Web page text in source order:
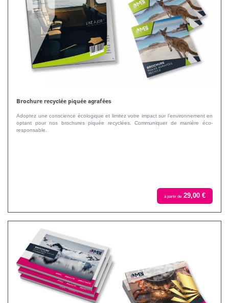
Brochure recyclée piquée agrafées
Adoptez une conscience écologique et limitez votre impact sur l’environnement en
optant pour nos brochures piquée recyclées. Communiquer de manière éco-
responsable.
à partir de 29,00 €